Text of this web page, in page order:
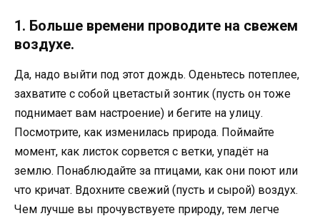
1. Больше времени проводите на свежем
воздухе.
Да, надо выйти под этот дождь. Оденьтесь потеплее,
захватите с собой цветастый зонтик (пусть он тоже
поднимает вам настроение) и бегите на улицу.
Посмотрите, как изменилась природа. Поймайте
момент, как листок сорвется с ветки, упадёт на
землю. Понаблюдайте за птицами, как они поют или
что кричат. Вдохните свежий (пусть и сырой) воздух.
Чем лучше вы прочувствуете природу, тем легче